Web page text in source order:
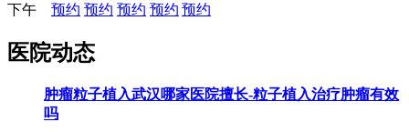
下午
预约 预约 预约 预约 预约
医院动态
肿瘤粒子植入武汉哪家医院擅长-粒子植入治疗肿瘤有效
吗